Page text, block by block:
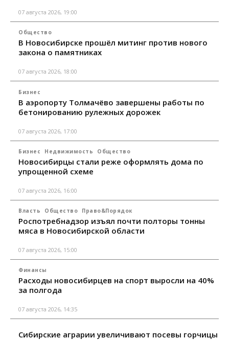
07 августа 2026, 19:00
Общество
В Новосибирске прошёл митинг против нового
закона о памятниках
07 августа 2026, 18:00
Бизнес
В аэропорту Толмачёво завершены работы по
бетонированию рулежных дорожек
07 августа 2026, 17:00
Бизнес Недвижимость Общество
Новосибирцы стали реже оформлять дома по
упрощенной схеме
07 августа 2026, 16:00
Власть Общество Право&Порядок
Роспотребнадзор изъял почти полторы тонны
мяса в Новосибирской области
07 августа 2026, 15:00
Финансы
Расходы новосибирцев на спорт выросли на 40%
за полгода
07 августа 2026, 14:35
Сибирские аграрии увеличивают посевы горчицы